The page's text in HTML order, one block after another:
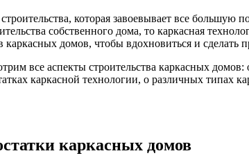
которая завоевывает все
собственного дома, то каркасная
домов, чтобы вдохновиться и сделать
все аспекты строительства каркасных
каркасной технологии, о различных типах
каркасных домов